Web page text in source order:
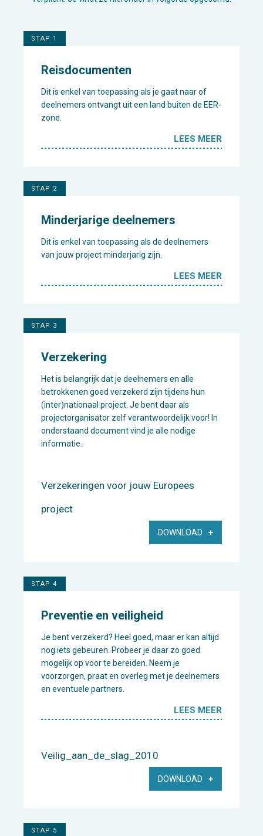
STAP 1
Reisdocumenten
Dit is enkel van toepassing als je gaat naar of
deelnemers ontvangt uit een land buiten de EER-
zone.
LEES MEER
STAP 2
Minderjarige deelnemers
Dit is enkel van toepassing als de deelnemers
van jouw project minderjarig zijn.
LEES MEER
STAP 3
Verzekering
Het is belangrijk dat je deelnemers en alle
betrokkenen goed verzekerd zijn tijdens hun
(inter)nationaal project. Je bent daar als
projectorganisator zelf verantwoordelijk voor! In
onderstaand document vind je alle nodige
informatie.
Verzekeringen voor jouw Europees
project
DOWNLOAD
STAP 4
Preventie en veiligheid
Je bent verzekerd? Heel goed, maar er kan altijd
nog iets gebeuren. Probeer je daar zo goed
mogelijk op voor te bereiden. Neem je
voorzorgen, praat en overleg met je deelnemers
en eventuele partners.
LEES MEER
Veilig_aan_de_slag_2010
DOWNLOAD
STAP 5